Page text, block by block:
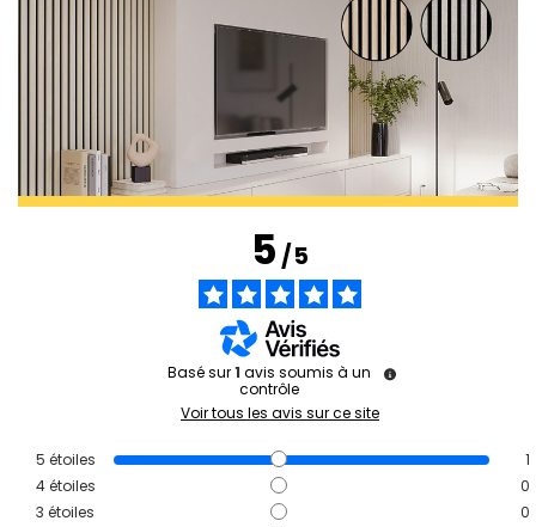
5/5
Basé sur1 avis soumis à un
contrôle
Voir tous les avis sur ce site
5 étoiles
1
4étoiles
0
3 étoiles
0